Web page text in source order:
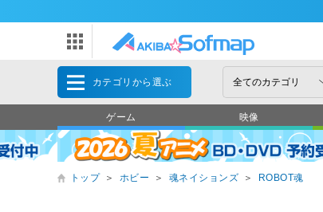
カテゴリから選ぶ
ゲーム 映像
トップ ＞ ホビー ＞ 魂ネイションズ ＞ ROBOT魂